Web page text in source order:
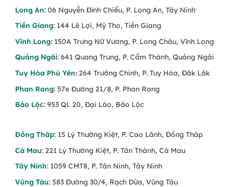
Long An: 06 Nguyễn Đình Chiểu, P. Long An, Tây Ninh
Tiền Giang: 144 Lê Lợi, Mỹ Tho, Tiền Giang
Vĩnh Long: 150A Trưng Nữ Vương, P. Long Châu, Vĩnh Long
Quảng Ngãi: 641 Quang Trung, P. Cẩm Thành, Quảng Ngãi
Tuy Hòa Phú Yên:264 Trường Chinh, P. Tuy Hòa, Đăk Lăk
Phan Rang: 57e Đường 21/8, P. Phan Rang
Bảo Lộc: 953 QL 20, Đại Lào, Bảo Lộc
Đồng Tháp: 15 Lý Thường Kiệt, P. Cao Lãnh, Đồng Tháp
Cà Mau: 221 Lý Thường Kiệt, P. Tân Thành, Cà Mau
Tây Ninh: 1059 CMT8, P. Tân Ninh, Tây Ninh
Vũng Tàu: 583 Đường 30/4, Rạch Dừa, Vũng Tàu